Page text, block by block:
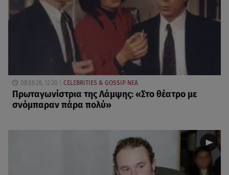
08.08.26, 12:30 CELEBRITIES & GOSSIP ΝΕΑ
Πρωταγωνίστρια της Λάμψης: «Στο θέατρο με
σνόμπαραν πάρα πολύ»